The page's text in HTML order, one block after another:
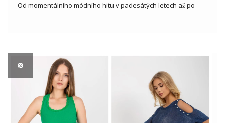
Od momentálního módního hitu v padesátých letech až po